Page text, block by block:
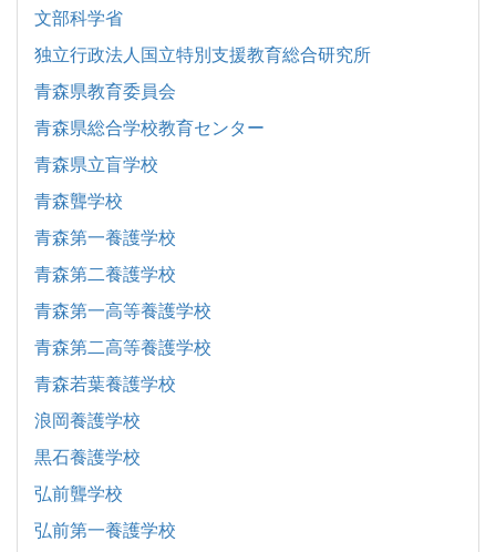
文部科学省
独立行政法人国立特別支援教育総合研究所
青森県教育委員会
青森県総合学校教育センター
青森県立盲学校
青森聾学校
青森第一養護学校
青森第二養護学校
青森第一高等養護学校
青森第二高等養護学校
青森若葉養護学校
浪岡養護学校
黒石養護学校
弘前聾学校
弘前第一養護学校